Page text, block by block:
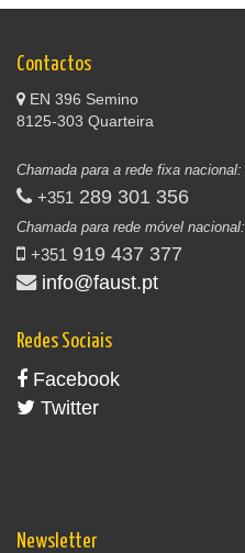
Contactos
EN 396 Semino
8125-303 Quarteira
Chamada para a rede fixa nacional:
+351 289 301 356
Chamada para rede móvel nacional:
+351 919 437 377
info@faust.pt
Redes Sociais
Facebook
Twitter
Newsletter